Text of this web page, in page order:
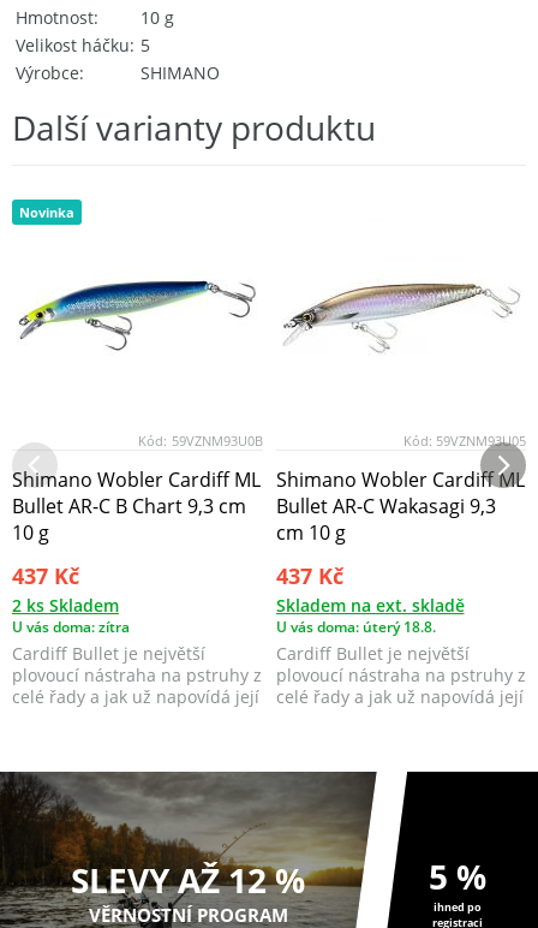
Hmotnost
10 g
Velikost háčku 5
Výrobce
SHIMANO
Další varianty produktu
Novinka
Kód: 59VZNM93U0B
Shimano Wobler Cardiff ML
Bullet AR-C B Chart 9,3 cm
10 g
437 Kč
2 ks Skladem
U vás doma: zítra
Cardiff Bullet je největší
plovoucí nástraha na pstruhy z
celé řady a jak už napovídá její
Kód: 59VZNM93U05
Shimano Wobler Cardiff ML
Bullet AR-C Wakasagi 9,3
cm 10 g
437 Kč
Skladem na ext. skladě
U vás doma: úterý 18.8.
Cardiff Bullet je největší
plovoucí nástraha na pstruhy z
celé řady a jak už napovídá její
SLEVY AŽ 12 %
VĚRNOSTNÍ PROGRAM
5 %
ihned po
registraci